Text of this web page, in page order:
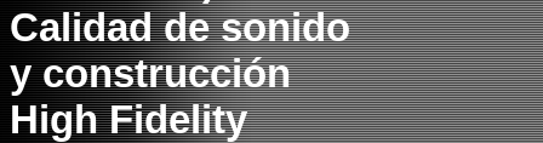
Calidad de sonido
y construcción
High Fidelity